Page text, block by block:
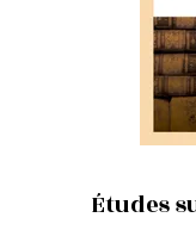
Études